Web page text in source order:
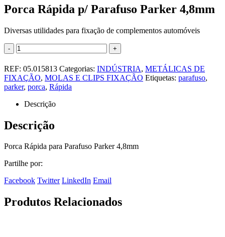
Porca Rápida p/ Parafuso Parker 4,8mm
Diversas utilidades para fixação de complementos automóveis
- +
REF: 05.015813 Categorias: INDÚSTRIA, METÁLICAS DE
FIXAÇÃO, MOLAS E CLIPS FIXAÇÃO Etiquetas: parafuso,
parker, porca, Rápida
Descrição
Descrição
Porca Rápida para Parafuso Parker 4,8mm
Partilhe por:
Facebook Twitter LinkedIn Email
Produtos Relacionados